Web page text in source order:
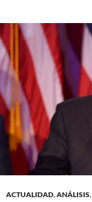
ACTUALIDAD,ANÁLISIS,